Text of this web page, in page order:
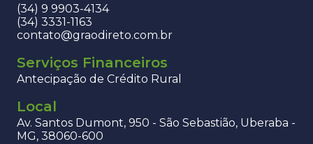
(34) 9 9903-4134
(34) 3331-1163
contato@graodireto.com.br
Serviços Financeiros
Antecipação de Crédito Rural
Local
Av. Santos Dumont, 950 - São Sebastião, Uberaba -
MG, 38060-600